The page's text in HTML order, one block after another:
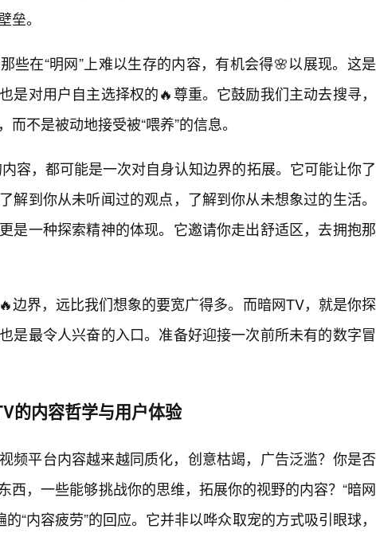
垒。
些在“明网”上难以生存的内容，有机会得🌸以展现。这是
是对用户自主选择权的🔥尊重。它鼓励我们主动去搜寻，
不是被动地接受被“喂养”的信息。
容，都可能是一次对自身认知边界的拓展。它可能让你了
解到你从未听闻过的观点，了解到你从未想象过的生活。
是一种探索精神的体现。它邀请你走出舒适区，去拥抱那
边界，远比我们想象的要宽广得多。而暗网TV，就是你探
是最令人兴奋的入口。准备好迎接一次前所未有的数字冒
的内容哲学与用户体验
频平台内容越来越同质化，创意枯竭，广告泛滥？你是否
西，一些能够挑战你的思维，拓展你的视野的内容？“暗网
“内容疲劳”的回应。它并非以哗众取宠的方式吸引眼球，